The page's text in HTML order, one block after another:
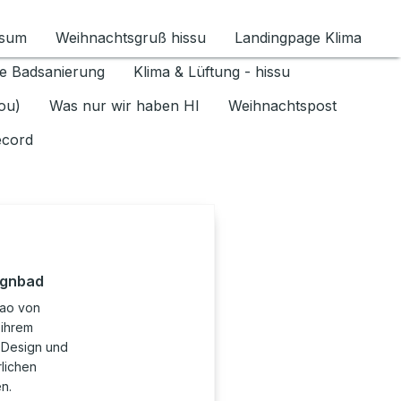
Datenschutz 1.6.2026 umschalten
Weihnachtsgruß hissu
Landingpage Klima
Badsanierung
Klima & Lüftung - hissu
Was nur wir haben HI
Weihnachtspost
von
und